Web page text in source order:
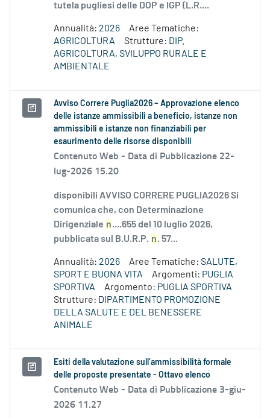
tutela pugliesi delle DOP e IGP (L.R....
Annualità: 2026
Aree Tematiche:
AGRICOLTURA
Strutture: DIP.
AGRICOLTURA, SVILUPPO RURALE E
AMBIENTALE
Avviso Correre Puglia2026 – Approvazione elenco
delle istanze ammissibili a beneficio, istanze non
ammissibili e istanze non finanziabili per
esaurimento delle risorse disponibili
Contenuto Web - Data di Pubblicazione 22-
lug-2026 15.20
disponibili AVVISO CORRERE PUGLIA2026 Si
comunica che, con Determinazione
Dirigenziale n....655 del 10 luglio 2026,
pubblicata sul B.U.R.P. n. 57...
Annualità: 2026 Aree Tematiche: SALUTE,
SPORT E BUONA VITA
Argomenti: PUGLIA
SPORTIVA
Argomento: PUGLIA SPORTIVA
Strutture: DIPARTIMENTO PROMOZIONE
DELLA SALUTE E DEL BENESSERE
ANIMALE
Esiti della valutazione sull’ammissibilità formale
delle proposte presentate - Ottavo elenco
Contenuto Web - Data di Pubblicazione 3-giu-
2026 11.27